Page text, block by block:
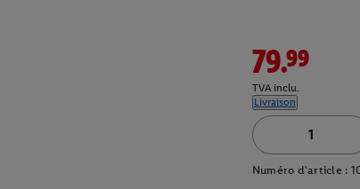
79.99
TVA inclu.
Livraison
Numéro d'article :